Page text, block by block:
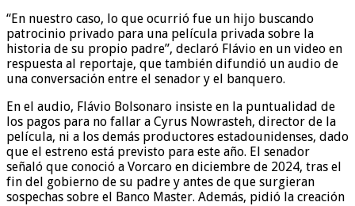
“En nuestro caso, lo que ocurrió fue un hijo buscando
patrocinio privado para una película privada sobre la
historia de su propio padre”, declaró Flávio en un video en
respuesta al reportaje, que también difundió un audio de
una conversación entre el senador y el banquero.
En el audio, Flávio Bolsonaro insiste en la puntualidad de
los pagos para no fallar a Cyrus Nowrasteh, director de la
película, ni a los demás productores estadounidenses, dado
que el estreno está previsto para este año. El senador
señaló que conoció a Vorcaro en diciembre de 2024, tras el
fin del gobierno de su padre y antes de que surgieran
sospechas sobre el Banco Master. Además, pidió la creación